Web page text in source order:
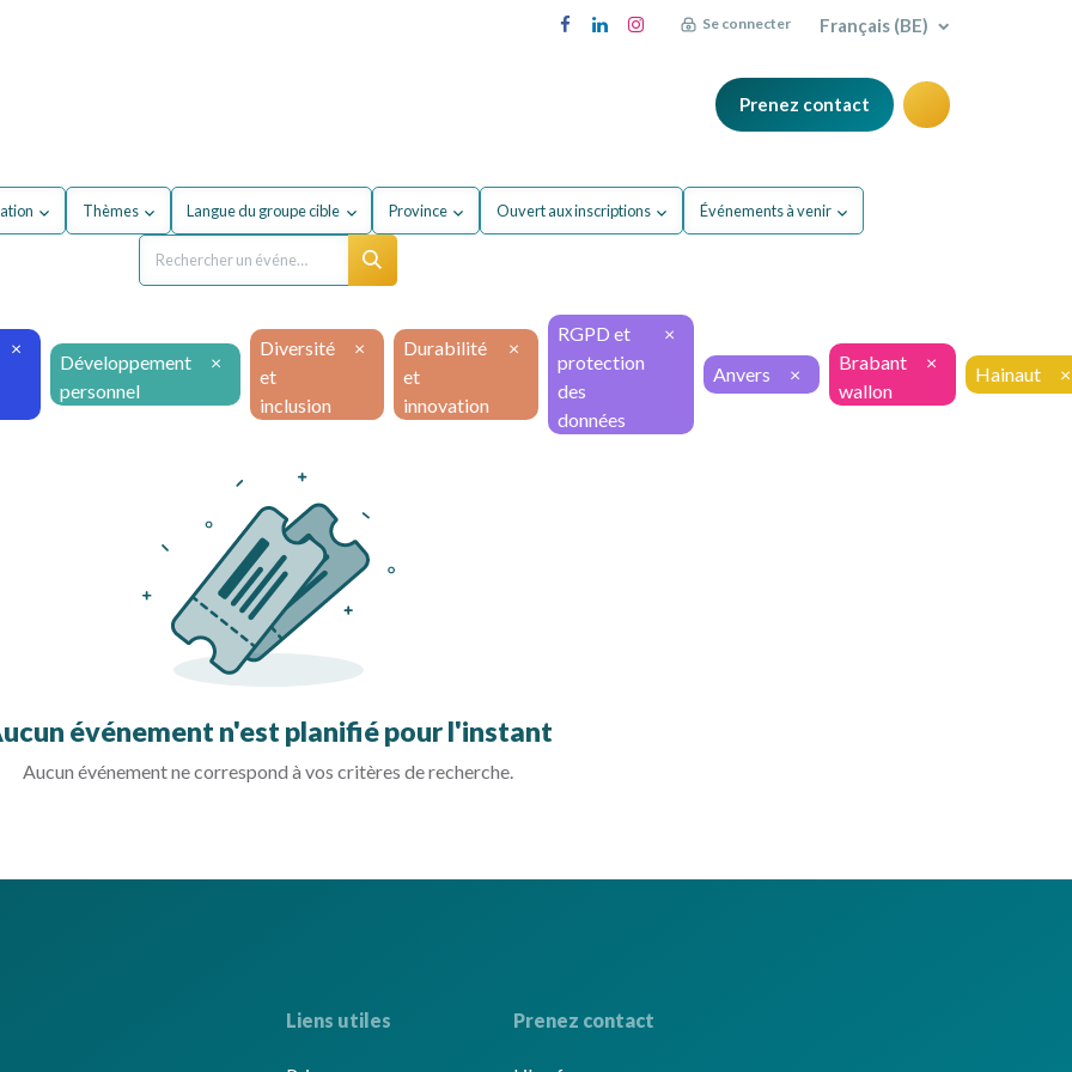
Se connecter Français (BE)
Prenez contact
Thèmes Langue du groupe cible Province Ouvert aux inscriptions Événements à venir
×
Développement
personnel
×
Diversité
et
inclusion
×
Durabilité
et
innovation
×
RGPD et
protection
des
données
×
Anvers
×
Brabant
wallon
×
Hainaut ×
événement n'est planifié pour l'instant
Aucun événement ne correspond à vos critères de recherche.
Liens utiles Prenez contact